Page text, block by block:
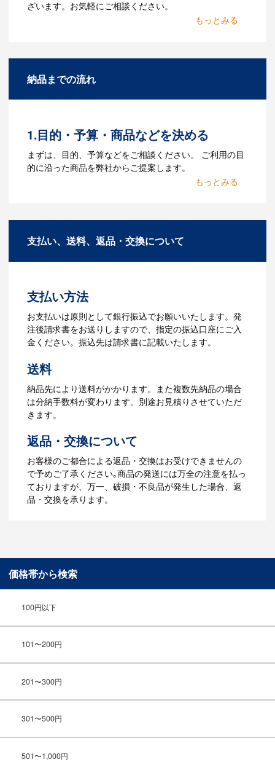
ざいます。お気軽にご相談ください。
があります。Adobe illustratorのaiファイ
Q：ウェブサイトに掲載され
ていないオリジナルのノベル
タマイズが可能です。お気軽にご相談く
納品までの流れ
1.目的・予算・商品などを決める
まずは、目的、予算などをご相談ください。 ご利用の目
的に沿った商品を弊社からご提案します。
お見積を弊社からお出しします。
3.発注・データ入稿
ら、ご注文書をお送りします。
【名入れをする場合】名入れに必要なデ
ータをご入稿頂き、名入れイメージをデ
ータでご確認いただきます。
4.納品
【名入れをする場合】データのご入稿後
３週間程度で納品となります。
【名入れなしの場合】在庫がある場合、3
～5営業日程度で納品となります。
ご利用ガイドをもっとみる
支払い、送料、返品・交換について
支払い方法
お支払いは原則として銀行振込でお願いいたします。発
注後請求書をお送りしますので、指定の振込口座にご入
金ください。振込先は請求書に記載いたします。
送料
納品先により送料がかかります。また複数先納品の場合
は分納手数料が変わります。別途お見積りさせていただ
きます。
返品・交換について
お客様のご都合による返品・交換はお受けできませんの
で予めご了承ください｡商品の発送には万全の注意を払っ
ておりますが、万一、破損・不良品が発生した場合、返
品・交換を承ります。
価格帯から検索
100円以下
101〜200円
201〜300円
301〜500円
501〜1,000円